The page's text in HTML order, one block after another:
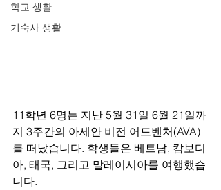
학교 생활
기숙사 생활
11학년 6명는 지난 5월 31일 6월 21일까
지 3주간의 아세안 비전 어드벤처(AVA)
를 떠났습니다. 학생들은 베트남, 캄보디
아, 태국, 그리고 말레이시아를 여행했습
니다.